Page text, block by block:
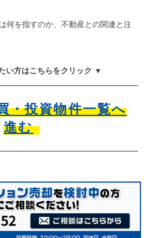
何を指すのか、不動産との関連と注
い方はこちらをクリック ▼
・投資物件一覧へ
進む